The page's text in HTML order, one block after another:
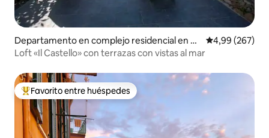
Departamento en complejo residencial en Ri
omaggiore
Calificación
4,99 (267)
Loft «Il Castello» con terrazas con vistas al mar
Favorito entre los huéspedes más destacados
Favorito entre huéspedes